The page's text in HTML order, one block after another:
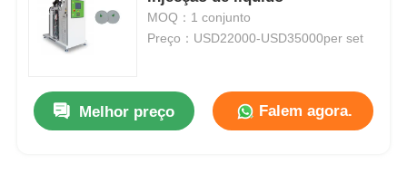
Máquina de moldagem por injecção de silicone
Sistema de dosagem LSR
MOQ：1 conjunto
Preço：USD22000-USD35000per set
Melhor preço Falem agora.